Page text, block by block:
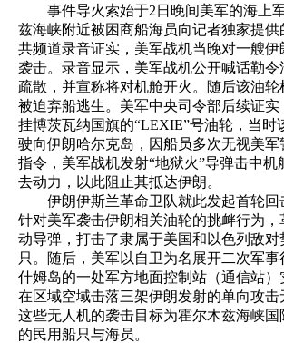
事件导火索始于2日晚间美军的海上
兹海峡附近被困商船海员向记者独家提
共频道录音证实，美军战机当晚对一艘
袭击。录音显示，美军战机公开喊话勒令
疏散，并宣称将对机舱开火。随后该油轮
被迫弃船逃生。美军中央司令部后续证
挂博茨瓦纳国旗的“LEXIE”号油轮，当时
驶向伊朗哈尔克岛，因船员多次无视美军
指令，美军战机发射“地狱火”导弹击中机
去动力，以此阻止其抵达伊朗。
伊朗伊斯兰革命卫队就此发起首轮回
针对美军袭击伊朗相关油轮的挑衅行为，
动导弹，打击了隶属于美国和以色列敌对
只。随后，美军以自卫为名展开二次军
什姆岛的一处军方地面控制站（通信站
在区域空域击落三架伊朗发射的单向攻
这些无人机的袭击目标为霍尔木兹海峡
的民用船只与海员。